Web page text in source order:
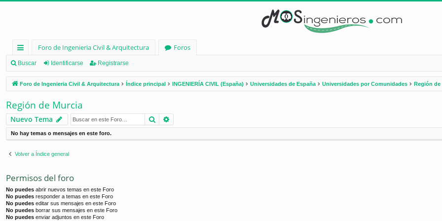
nl
ac
es
rá
pi
d
os
Foro de Ingenieria Civil & Arquitectura Foros
Buscar Identificarse Registrarse
Foro de Ingenieria Civil & Arquitectura Índice principal INGENIERÍA CIVIL (España) Universidades de España Universidades por Comunidades Región de
Región de Murcia
Nuevo Tema Buscar
No hay temas o mensajes en este foro.
Volver a Índice general
Permisos del foro
No puedes abrir nuevos temas en este Foro
No puedes responder a temas en este Foro
No puedes editar sus mensajes en este Foro
No puedes borrar sus mensajes en este Foro
No puedes enviar adjuntos en este Foro